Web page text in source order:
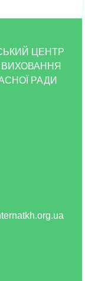
ЦЕНТР
ВИХОВАННЯ
РАДИ